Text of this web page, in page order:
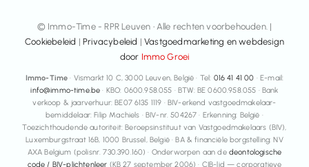
© Immo-Time - RPR Leuven • Alle rechten voorbehouden. |
Cookiebeleid | Privacybeleid |Vastgoedmarketing en webdesign
door Immo Groei
Immo-Time · Vismarkt 10 C, 3000 Leuven, België · Tel: 016 41 41 00 · E-mail:
info@immo-time.be · KBO: 0600.958.055 · BTW: BE 0600.958.055 · Bank
verkoop & jaarverhuur: BE07 6135 1119 · BIV-erkend vastgoedmakelaar-
bemiddelaar: Filip Machiels · BIV-nr. 504267 · Erkenning: België ·
Toezichthoudende autoriteit: Beroepsinstituut van Vastgoedmakelaars (BIV),
Luxemburgstraat 16B, 1000 Brussel, België · BA & financiële borgstelling: NV
AXA Belgium (polisnr. 730.390.160) · Onderworpen aan de deontologische
code / BIV-plichtenleer (KB 27 september 2006) · CIB-lid — corporatieve